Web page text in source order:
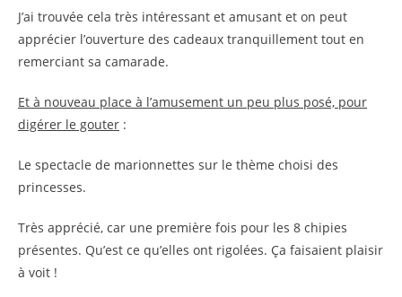
J’ai trouvée cela très intéressant et amusant et on peut
apprécier l’ouverture des cadeaux tranquillement tout en
remerciant sa camarade.
Et à nouveau place à l’amusement un peu plus posé, pour
digérer le gouter :
Le spectacle de marionnettes sur le thème choisi des
princesses.
Très apprécié, car une première fois pour les 8 chipies
présentes. Qu’est ce qu’elles ont rigolées. Ça faisaient plaisir
à voit !